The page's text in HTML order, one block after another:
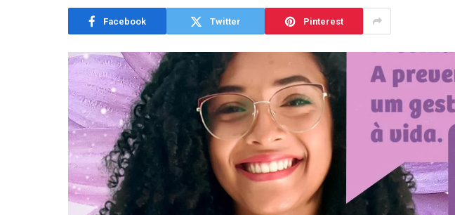
Facebook Twitter Pinterest